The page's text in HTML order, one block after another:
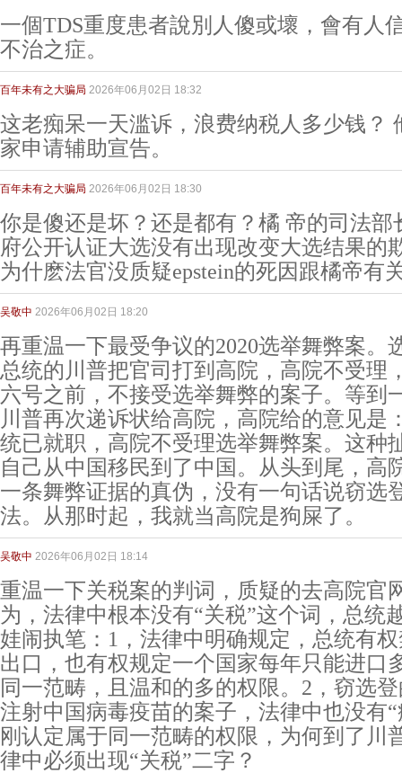
一個TDS重度患者說別人傻或壞，會有人
不治之症。
百年未有之大骗局 2026年06月02日 18:32
这老痴呆一天滥诉，浪费纳税人多少钱？
家申请辅助宣告。
百年未有之大骗局 2026年06月02日 18:30
你是傻还是坏？还是都有？橘 帝的司法部
府公开认证大选没有出现改变大选结果的
为什麽法官没质疑epstein的死因跟橘帝有
吴敬中 2026年06月02日 18:20
再重温一下最受争议的2020选举舞弊案。
总统的川普把官司打到高院，高院不受理
六号之前，不接受选举舞弊的案子。等到
川普再次递诉状给高院，高院给的意见是
统已就职，高院不受理选举舞弊案。这种
自己从中国移民到了中国。从头到尾，高
一条舞弊证据的真伪，没有一句话说窃选
法。从那时起，我就当高院是狗屎了。
吴敬中 2026年06月02日 18:14
重温一下关税案的判词，质疑的去高院官
为，法律中根本没有“关税”这个词，总统
娃闹执笔：1，法律中明确规定，总统有
出口，也有权规定一个国家每年只能进口
同一范畴，且温和的多的权限。2，窃选
注射中国病毒疫苗的案子，法律中也没有
刚认定属于同一范畴的权限，为何到了川
律中必须出现“关税”二字？